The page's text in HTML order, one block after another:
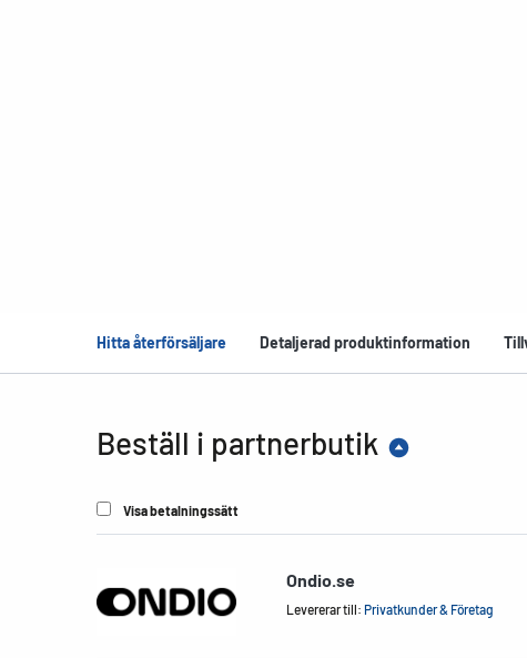
Hitta återförsäljare Detaljerad produktinformation
Beställ i partnerbutik
Visa betalningssätt
Ondio.se
Levererar till: Privatkunder & Företag